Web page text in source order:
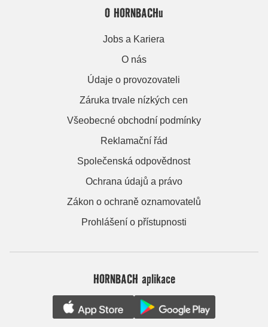
O HORNBACHu
Jobs a Kariera
O nás
Údaje o provozovateli
Záruka trvale nízkých cen
Všeobecné obchodní podmínky
Reklamační řád
Společenská odpovědnost
Ochrana údajů a právo
Zákon o ochraně oznamovatelů
Prohlášení o přístupnosti
HORNBACH aplikace